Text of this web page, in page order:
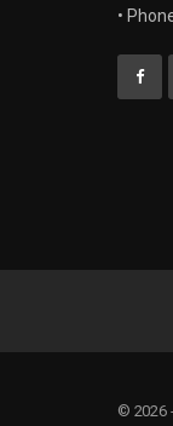
•
© 2026